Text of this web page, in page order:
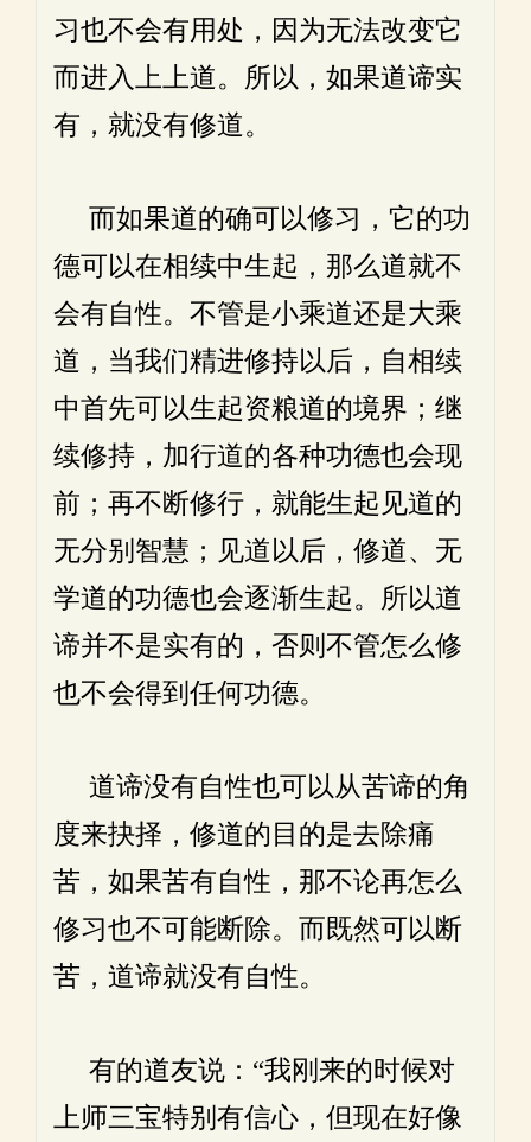
习也不会有用处，因为无法改变它
而进入上上道。所以，如果道谛实
有，就没有修道。
而如果道的确可以修习，它的功
德可以在相续中生起，那么道就不
会有自性。不管是小乘道还是大乘
道，当我们精进修持以后，自相续
中首先可以生起资粮道的境界；继
续修持，加行道的各种功德也会现
前；再不断修行，就能生起见道的
无分别智慧；见道以后，修道、无
学道的功德也会逐渐生起。所以道
谛并不是实有的，否则不管怎么修
也不会得到任何功德。
道谛没有自性也可以从苦谛的角
度来抉择，修道的目的是去除痛
苦，如果苦有自性，那不论再怎么
修习也不可能断除。而既然可以断
苦，道谛就没有自性。
有的道友说：“我刚来的时候对
上师三宝特别有信心，但现在好像